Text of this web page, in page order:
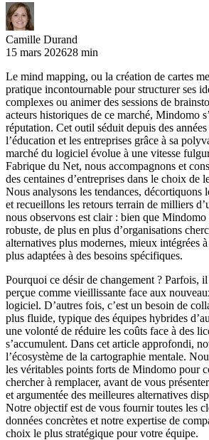
Camille Durand
15 mars 202628 min
Le mind mapping, ou la création de cartes
pratique incontournable pour structurer ses
complexes ou animer des sessions de
acteurs historiques de ce marché, Mindomo
réputation. Cet outil séduit depuis des
l’éducation et les entreprises grâce à sa
marché du logiciel évolue à une vitesse
Fabrique du Net, nous accompagnons et
des centaines d’entreprises dans le choix de
Nous analysons les tendances, décortiquons
et recueillons les retours terrain de milliers
nous observons est clair : bien que Mindomo
robuste, de plus en plus d’organisations
alternatives plus modernes, mieux intégrées
plus adaptées à des besoins spécifiques.
Pourquoi ce désir de changement ? Parfois, il
perçue comme vieillissante face aux
logiciel. D’autres fois, c’est un besoin de
plus fluide, typique des équipes hybrides
une volonté de réduire les coûts face à des
s’accumulent. Dans cet article approfondi,
l’écosystème de la cartographie mentale.
les véritables points forts de Mindomo pour
chercher à remplacer, avant de vous
et argumentée des meilleures alternatives
Notre objectif est de vous fournir toutes les
données concrètes et notre expertise de
choix le plus stratégique pour votre équipe.